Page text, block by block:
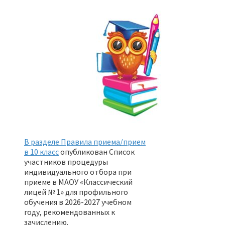
В разделе Правила приема/прием
в 10 классопубликован Список
участников процедуры
индивидуального отбора при
приеме в МАОУ «Классический
лицей № 1» для профильного
обучения в 2026-2027 учебном
году, рекомендованных к
зачислению.